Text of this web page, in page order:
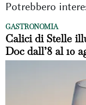
Potrebbero
GASTRONOMIA
Calici di Stelle
Doc dall’8 al 10